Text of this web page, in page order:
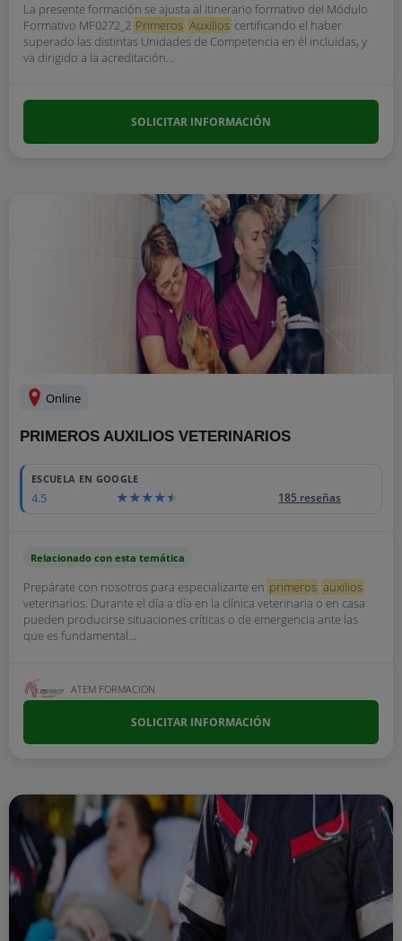
La presente formación se ajusta al itinerario formativo del Módulo
Formativo MF0272_2 Primeros Auxilios certificando el haber
superado las distintas Unidades de Competencia en él incluidas, y
va dirigido a la acreditación...
SOLICITAR INFORMACIÓN
Online
PRIMEROS AUXILIOS VETERINARIOS
ESCUELA EN GOOGLE
4.5 185 reseñas
Relacionado con esta temática
Prepárate con nosotros para especializarte en primeros auxilios
veterinarios. Durante el día a día en la clínica veterinaria o en casa
pueden producirse situaciones críticas o de emergencia ante las
que es fundamental...
ATEM FORMACION
SOLICITAR INFORMACIÓN